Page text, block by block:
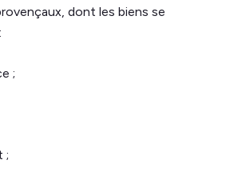
dont les biens se
;
;